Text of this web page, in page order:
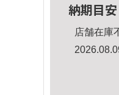
納期目安
店舗在庫